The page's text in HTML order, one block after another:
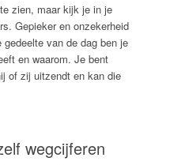
zien, maar kijk je in je
Gepieker en onzekerheid
van de dag ben je
en waarom. Je bent
of zij uitzendt en kan die
wegcijferen